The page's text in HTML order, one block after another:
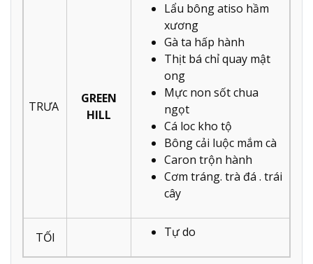
TRƯA
GREEN
HILL
Lẩu bông atiso hầm
xương
Gà ta hấp hành
Thịt bá chỉ quay mật
ong
Mực non sốt chua
ngọt
Cá loc kho tộ
Bông cải luộc mắm cà
Caron trộn hành
Cơm tráng. trà đá . trái
cây
TỐI Tự do